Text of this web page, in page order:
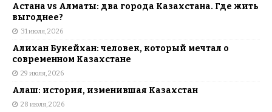
Астана vs Алматы: два города Казахстана. Где жить
выгоднее?
31 июля, 2026
Алихан Букейхан: человек, который мечтал о
современном Казахстане
29 июля, 2026
Алаш: история, изменившая Казахстан
28 июля, 2026